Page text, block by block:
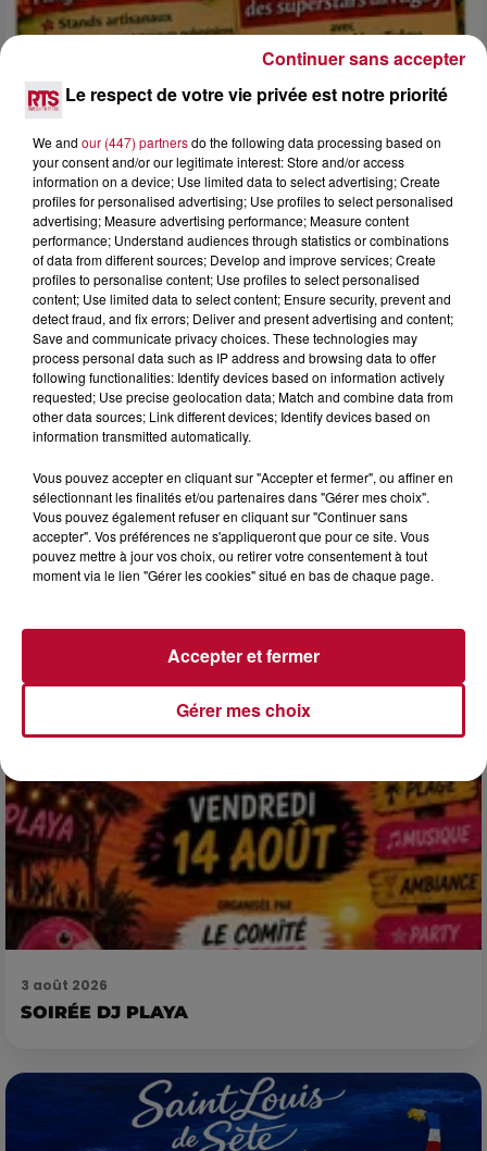
4 août 2026
FÊTE DE LA POLYNÉSIE À VILLEVEYRAC
4 août 2026
HÉRAULT, PYRÉNÉES-ORIENTALES : TROIS
SPOTS DE SNORKELING À EXPLORER...
Pas besoin de bouteilles de plongée lourdes ni de diplômes
masque, un tuba et une paire de palmes...
3 août 2026
SOIRÉE DJ PLAYA
Le respect de votre vie privée est notre priorité
We and our (447) partnersdo the following data processing based on
your consent and/or our legitimate interest: Store and/or access
information on a device; Use limited data to select advertising; Create
profiles for personalised advertising; Use profiles to select personalised
advertising; Measure advertising performance; Measure content
performance; Understand audiences through statistics or combinations
of data from different sources; Develop and improve services; Create
profiles to personalise content; Use profiles to select personalised
content; Use limited data to select content; Ensure security, prevent and
detect fraud, and fix errors; Deliver and present advertising and content;
Save and communicate privacy choices. These technologies may
process personal data such as IP address and browsing data to offer
following functionalities: Identify devices based on information actively
requested; Use precise geolocation data; Match and combine data from
other data sources; Link different devices; Identify devices based on
information transmitted automatically.
Vous pouvez accepter en cliquant sur "Accepter et fermer", ou affiner en
sélectionnant les finalités et/ou partenaires dans "Gérer mes choix".
Vous pouvez également refuser en cliquant sur "Continuer sans
accepter". Vos préférences ne s'appliqueront que pour ce site. Vous
pouvez mettre à jour vos choix, ou retirer votre consentement à tout
moment via le lien "Gérer les cookies" situé en bas de chaque page.
Gérer mes choix
Accepter et fermer
Continuer sans accepter